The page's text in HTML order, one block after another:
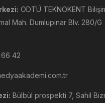
ODTÜ TEKNOKENT
Mah. Dumlupınar Blv. 280/G
66 42
Bülbül prospekti 7, Sahil